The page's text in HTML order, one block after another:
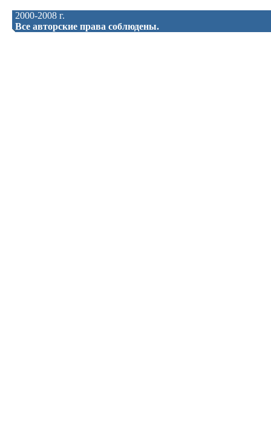
2000-2008 г.
Все авторские права соблюдены.